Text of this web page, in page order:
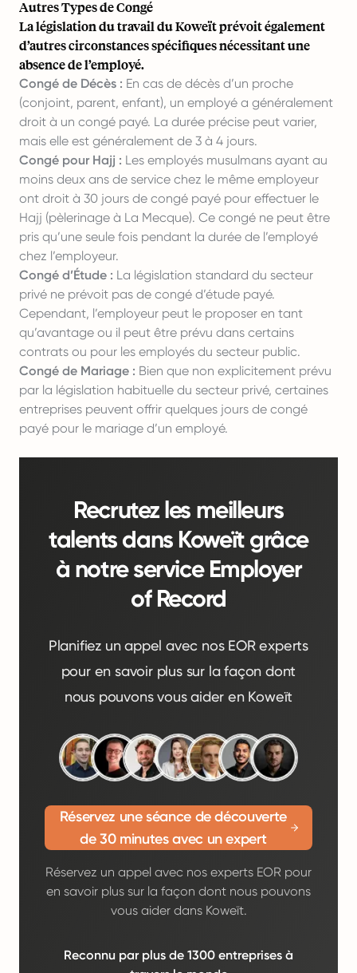
Autres Types de Congé
La législation du travail du Koweït prévoit également
d’autres circonstances spécifiques nécessitant une
absence de l’employé.
Congé de Décès : En cas de décès d’un proche
(conjoint, parent, enfant), un employé a généralement
droit à un congé payé. La durée précise peut varier,
mais elle est généralement de 3 à 4 jours.
Congé pour Hajj : Les employés musulmans ayant au
moins deux ans de service chez le même employeur
ont droit à 30 jours de congé payé pour effectuer le
Hajj (pèlerinage à La Mecque). Ce congé ne peut être
pris qu’une seule fois pendant la durée de l’employé
chez l’employeur.
Congé d’Étude : La législation standard du secteur
privé ne prévoit pas de congé d’étude payé.
Cependant, l’employeur peut le proposer en tant
qu’avantage ou il peut être prévu dans certains
contrats ou pour les employés du secteur public.
Congé de Mariage : Bien que non explicitement prévu
par la législation habituelle du secteur privé, certaines
entreprises peuvent offrir quelques jours de congé
payé pour le mariage d’un employé.
Recrutez les meilleurs
talents dans Koweït grâce
à notre service Employer
of Record
Planifiez un appel avec nos EOR experts
pour en savoir plus sur la façon dont
nous pouvons vous aider en Koweït
Réservez une séance de découverte
de 30 minutes avec un expert
Réservez un appel avec nos experts EOR pour
en savoir plus sur la façon dont nous pouvons
vous aider dans Koweït.
Reconnu par plus de 1300 entreprises à